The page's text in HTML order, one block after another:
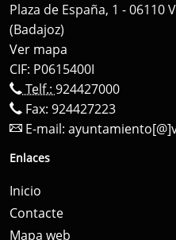
Plaza de España, 1 - 06110
(Badajoz)
Ver mapa
CIF: P0615400I
Telf.: 924427000
Fax: 924427223
E-mail:
Enlaces
Inicio
Contacte
Mapa web